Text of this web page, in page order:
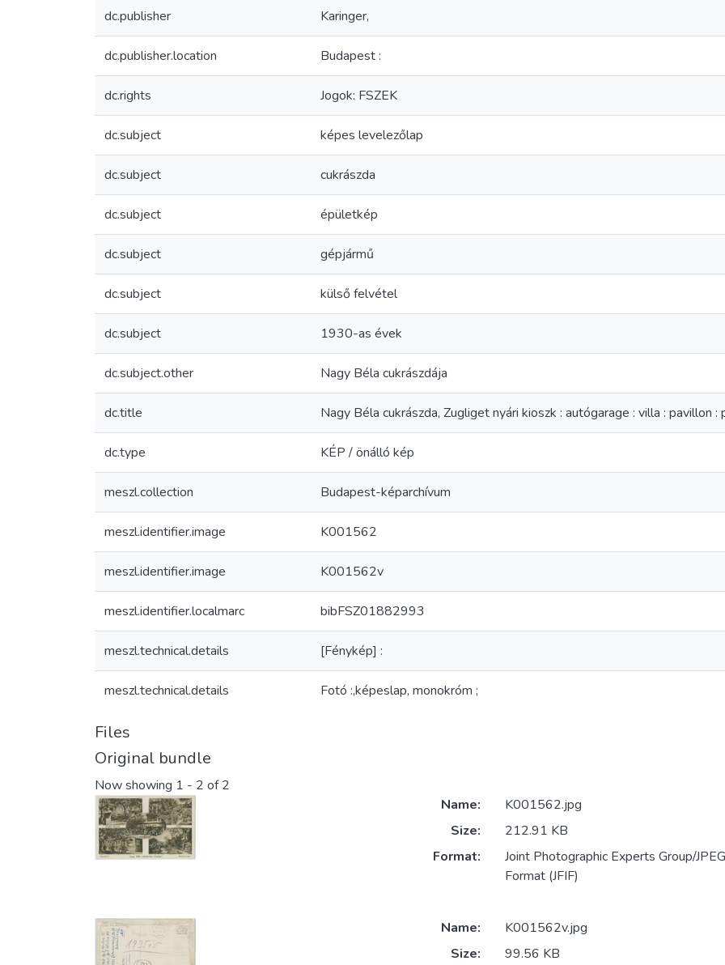
dc.publisher Karinger,
dc.publisher.location Budapest :
dc.rights Jogok: FSZEK
dc.subject képes levelezőlap
dc.subject cukrászda
dc.subject épületkép
dc.subject gépjármű
dc.subject külső felvétel
dc.subject 1930-as évek
dc.subject.other Nagy Béla cukrászdája
dc.title Nagy Béla cukrászda, Zugliget nyári kioszk : autógarage : villa : pavillon :
dc.type KÉP / önálló kép
meszl.collection Budapest-képarchívum
meszl.identifier.image K001562
meszl.identifier.image K001562v
meszl.identifier.localmarc bibFSZ01882993
meszl.technical.details [Fénykép] :
meszl.technical.details Fotó :,képeslap, monokróm ;
Files
Original bundle
Now showing 1 - 2 of 2
Name:
K001562.jpg
Size:
212.91 KB
Format:
Joint Photographic Experts Group/
Format (JFIF)
Name:
K001562v.jpg
Size:
99.56 KB